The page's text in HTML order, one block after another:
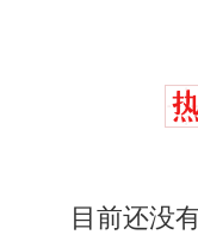
目前还没